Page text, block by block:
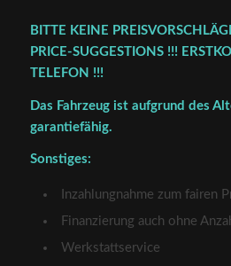
BITTE KEINE
PRICE-SUGGESTIONS !!!
TELEFON !!!
Das Fahrzeug ist aufgrund des
garantiefähig.
Sonstiges:
Inzahlungnahme zum fairen
Finanzierung auch ohne
Werkstattservice